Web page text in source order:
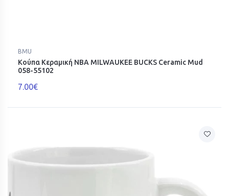
BMU
Κούπα Κεραμική NBA MILWAUKEE BUCKS Ceramic Mud
058-55102
7.00€